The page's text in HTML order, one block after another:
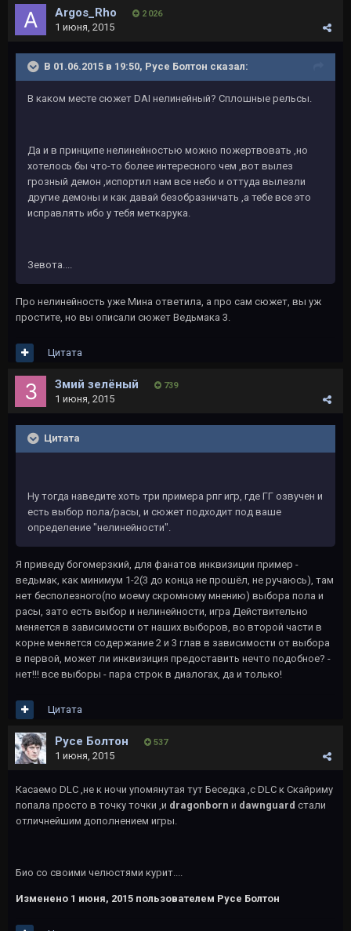
Argos_Rho 2 026
1 июня, 2015
В 01.06.2015 в 19:50, Русе Болтон сказал:
В каком месте сюжет DAI нелинейный? Сплошные рельсы.
Да и в принципе нелинейностью можно пожертвовать ,но
хотелось бы что-то более интересного чем ,вот вылез
грозный демон ,испортил нам все небо и оттуда вылезли
другие демоны и как давай безобразничать ,а тебе все это
исправлять ибо у тебя меткарука.
Зевота....
Про нелинейность уже Мина ответила, а про сам сюжет, вы уж
простите, но вы описали сюжет Ведьмака 3.
Цитата
Змий зелёный 739
1 июня, 2015
Цитата
Ну тогда наведите хоть три примера рпг игр, где ГГ озвучен и
есть выбор пола/расы, и сюжет подходит под ваше
определение "нелинейности".
Я приведу богомерзкий, для фанатов инквизиции пример -
ведьмак, как минимум 1-2(3 до конца не прошёл, не ручаюсь), там
нет бесполезного(по моему скромному мнению) выбора пола и
расы, зато есть выбор и нелинейности, игра Действительно
меняется в зависимости от наших выборов, во второй части в
корне меняется содержание 2 и 3 глав в зависимости от выбора
в первой, может ли инквизиция предоставить нечто подобное? -
нет!!! все выборы - пара строк в диалогах, да и только!
Цитата
Русе Болтон 537
1 июня, 2015
Касаемо DLC ,не к ночи упомянутая тут Беседка ,с DLC к Скайриму
попала просто в точку точки ,и dragonborn и dawnguard стали
отличнейшим дополнением игры.
Био со своими челюстями курит....
Изменено 1 июня, 2015 пользователем Русе Болтон